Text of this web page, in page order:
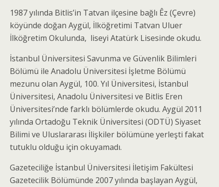
1987 yılında Bitlis’in Tatvan ilçesine bağlı Êz (Çevre)
köyünde doğan Aygül, İlköğretimi Tatvan Uluer
İlköğretim Okulunda, liseyi Atatürk Lisesinde okudu.
İstanbul Üniversitesi Savunma ve Güvenlik Bilimleri
Bölümü ile Anadolu Üniversitesi İşletme Bölümü
mezunu olan Aygül, 100. Yıl Üniversitesi, İstanbul
Üniversitesi, Anadolu Üniversitesi ve Bitlis Eren
Üniversitesi’nde farklı bölümlerde okudu. Aygül 2011
yılında Ortadoğu Teknik Üniversitesi (ODTÜ) Siyaset
Bilimi ve Uluslararası İlişkiler bölümüne yerleşti fakat
tutuklu olduğu için okuyamadı.
Gazeteciliğe İstanbul Üniversitesi İletişim Fakültesi
Gazetecilik Bölümünde 2007 yılında başlayan Aygül,